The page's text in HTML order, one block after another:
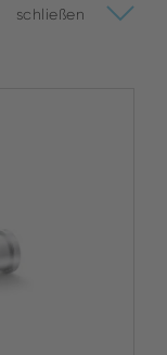
schließen